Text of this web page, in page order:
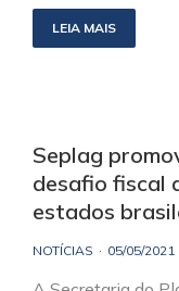
LEIA MAIS
Seplag
desafio fiscal
estados
NOTÍCIAS 05/05/2021